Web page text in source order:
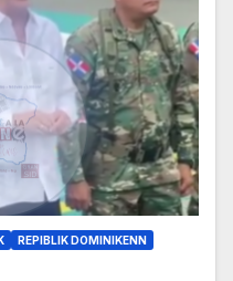
REPIBLIK DOMINIKENN